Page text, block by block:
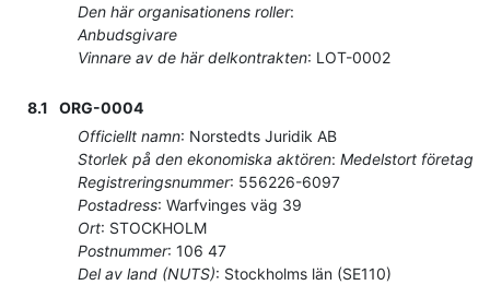
Den här organisationens roller:
Anbudsgivare
Vinnare av de här delkontrakten: LOT-0002
8.1
ORG-0004
Officiellt namn: Norstedts Juridik AB
Storlek på den ekonomiska aktören: Medelstort företag
Registreringsnummer: 556226-6097
Postadress: Warfvinges väg 39
Ort: STOCKHOLM
Postnummer: 106 47
Del av land (NUTS): Stockholms län (SE110)